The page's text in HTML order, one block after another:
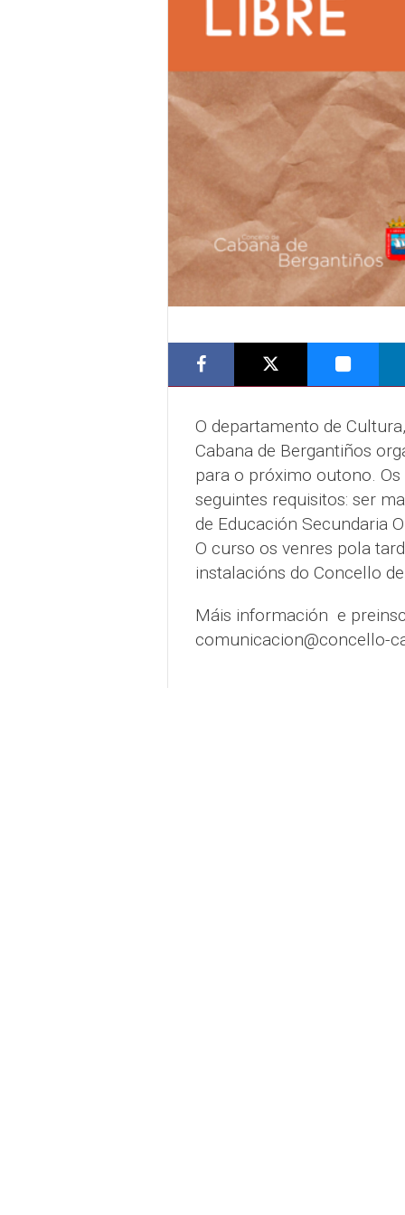
O departamento de
Cabana de Bergantiños
para o próximo outono.
seguintes requisitos: ser
de Educación Secundaria
O curso os venres pola
instalacións do Concello
Máis información e
comunicacion@concello-